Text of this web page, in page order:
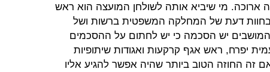
ארוכה. מי שיביא אותה לשולחן המועצה הוא ראש
דעת של המחלקה המשפטית ברשות ושל
יש הסכמה כי יש לחתום על ההסכמים
יפרח, ראש אגף קרקעות ואגודות שיתופיות
זה החוזה הטוב ביותר שהיה אפשר להגיע אליו